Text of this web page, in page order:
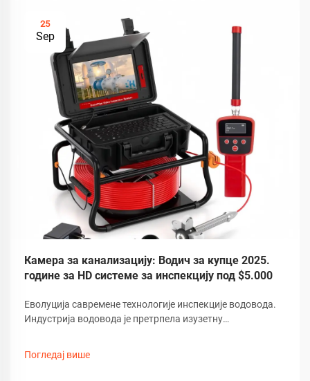
25
Sep
Камера за канализацију: Водич за купце 2025.
године за HD системе за инспекцију под $5.000
Еволуција савремене технологије инспекције водовода.
Индустрија водовода је претрпела изузетну
инспекцију револуционизовали су начин на који
Погледај више